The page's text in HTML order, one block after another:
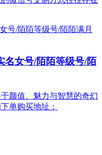
名女号/陌陌等级号/陌
颜值、魅力与智慧的奇幻
购买地址：